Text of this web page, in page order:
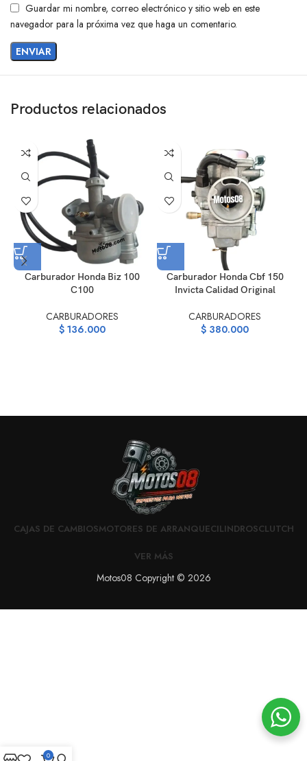
Guardar mi nombre, correo electrónico y sitio web en este
navegador para la próxima vez que haga un comentario.
Productos relacionados
Carburador Honda Biz 100
C100
CARBURADORES
$136.000
Carburador Honda Cbf 150
Invicta Calidad Original
CARBURADORES
$ 380.000
CAJAS DE CAMBIOSMOTORES DE ARRANQUECILINDROSCLUTCH
VER MÁS
Motos08 Copyright © 2026
0